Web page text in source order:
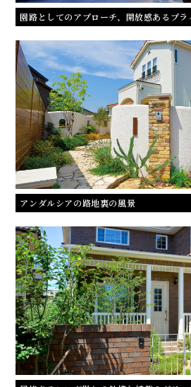
園路としてのアプローチ、開放感あるプラ
アンダルシアの路地裏の風景